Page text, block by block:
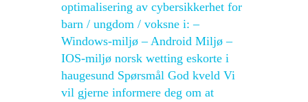
optimalisering av cybersikkerhet for
barn / ungdom / voksne i: –
Windows-miljø – Android Miljø –
IOS-miljø norsk wetting eskorte i
haugesund Spørsmål God kveld Vi
vil gjerne informere deg om at